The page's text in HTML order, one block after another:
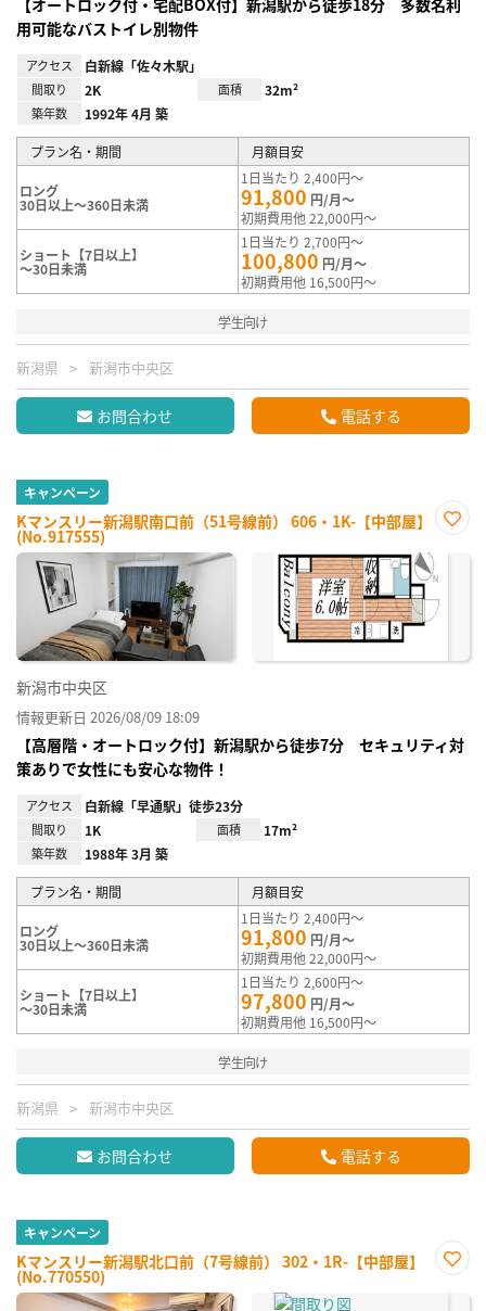
用可能なバストイレ別物件
アクセス 白新線「佐々木駅」
間取り 2K 面積 32m²
築年数 1992年 4月 築
プラン名・期間 月額目安
ロング
30日以上～360日未満
1日当たり 2,400円～
91,800 円/月～
初期費用他 22,000円～
ショート【7日以上】
～30日未満
1日当たり 2,700円～
100,800 円/月～
初期費用他 16,500円～
学生向け
新潟県 新潟市中央区
お問合わせ 電話する
キャンペーン
Kマンスリー新潟駅南口前（51号線前） 606・1K-【中部屋】
(No.917555)
に入
り登
録
新潟市中央区
情報更新日 2026/08/09 18:09
【高層階・オートロック付】新潟駅から徒歩7分 セキュリティ対
策ありで女性にも安心な物件！
アクセス 白新線「早通駅」徒歩23分
間取り 1K 面積 17m²
築年数 1988年 3月 築
プラン名・期間 月額目安
ロング
30日以上～360日未満
1日当たり 2,400円～
91,800 円/月～
初期費用他 22,000円～
ショート【7日以上】
～30日未満
1日当たり 2,600円～
97,800 円/月～
初期費用他 16,500円～
学生向け
新潟県 新潟市中央区
お問合わせ 電話する
キャンペーン
Kマンスリー新潟駅北口前（7号線前） 302・1R-【中部屋】
(No.770550)
に入